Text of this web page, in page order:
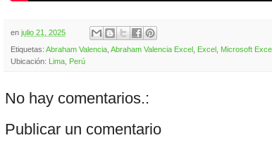
en julio 21, 2025
Etiquetas: Abraham Valencia Abraham Valencia Excel Excel Microsoft
Ubicación: Lima, Perú
No hay comentarios.:
Publicar un comentario